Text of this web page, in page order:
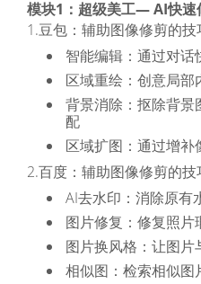
模块1：超级美工— AI快速
1.豆包：辅助图像修剪的技
智能编辑：通过对话
区域重绘：创意局部
背景消除：抠除背景
配
区域扩图：通过增
2.百度：辅助图像修剪的技
AI去水印：消除原有
图片修复：修复照片
图片换风格：让图片
相似图：检索相似图